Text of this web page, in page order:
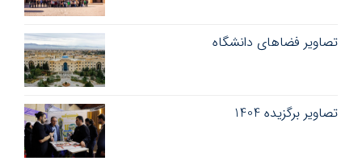
تصاویر فضاهای دانشگاه
تصاویر برگزیده 1404